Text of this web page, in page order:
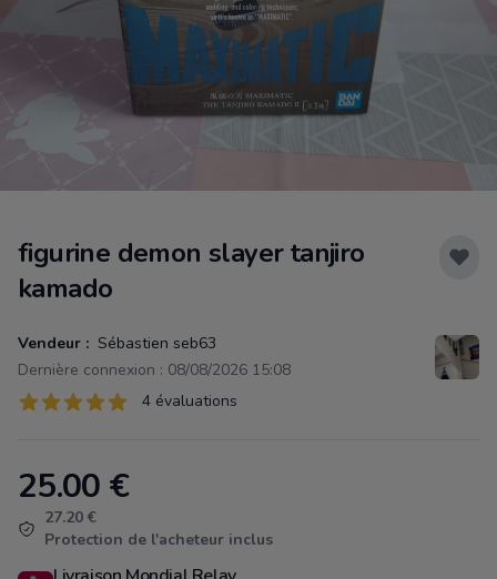
figurine demon slayer tanjiro
kamado
Vendeur : Sébastien seb63
Dernière connexion : 08/08/2026 15:08
Évaluations
4 sur 5 étoiles 4 évaluations
Product information
25.00 €
27.20 €
Protection de l'acheteur inclus